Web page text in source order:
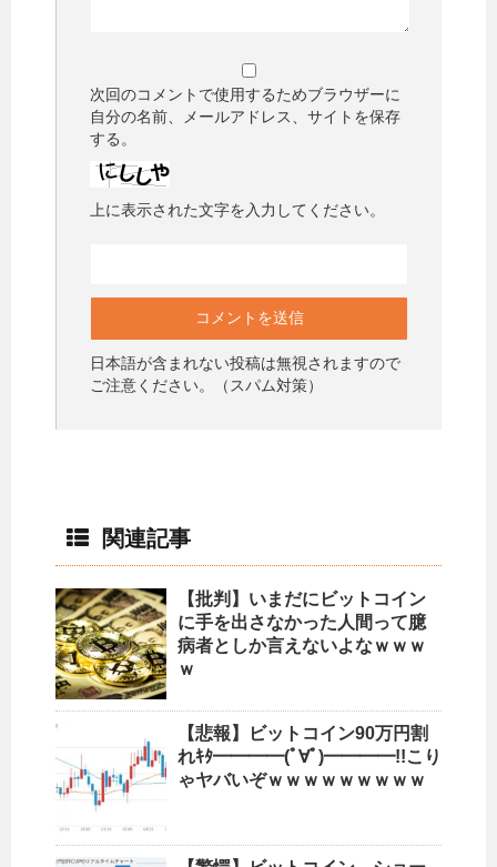
次回のコメントで使用するためブラウザーに
自分の名前、メールアドレス、サイトを保存
する。
上に表示された文字を入力してください。
日本語が含まれない投稿は無視されますので
ご注意ください。（スパム対策）
関連記事
【批判】いまだにビットコイン
に手を出さなかった人間って臆
病者としか言えないよなｗｗｗ
ｗ
【悲報】ビットコイン90万円割
れｷﾀ━━━━(ﾟ∀ﾟ)━━━━!!こり
ゃヤバいぞｗｗｗｗｗｗｗｗｗ